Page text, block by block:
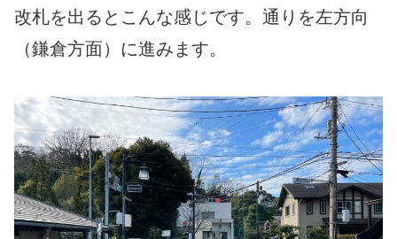
改札を出るとこんな感じです。通りを左方向
（鎌倉方面）に進みます。